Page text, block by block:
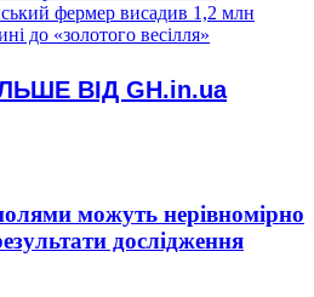
фермер висадив 1,2 млн
до «золотого весілля»
ВІД GH.in.ua
можуть нерівномірно
дослідження